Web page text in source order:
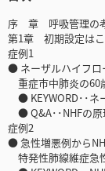
序 章 呼吸管理の考
第1章 初期設定は
症例1
● ネーザルハイフロ
重症市中肺炎の60
● KEYWORD･･ネ
● Q&A･･NHFの原
症例2
● 急性増悪例から
特発性肺線維症急